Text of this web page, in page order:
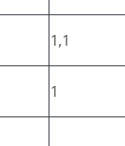
1,1
1